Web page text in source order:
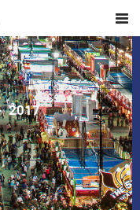
2017